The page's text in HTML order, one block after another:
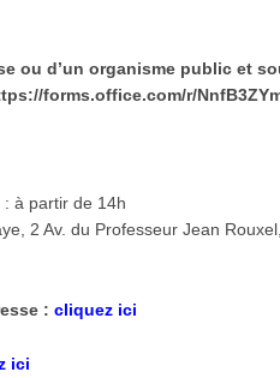
ou d’un organisme public et
forms.office.com/r/
à partir de 14h
2 Av. du Professeur Jean
: cliquez ici
ici